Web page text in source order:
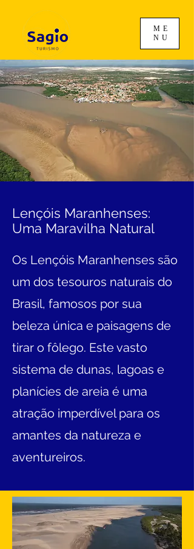
ME
NU
Lençóis Maranhenses:
Uma Maravilha Natural
Os Lençóis Maranhenses são
um dos tesouros naturais do
Brasil, famosos por sua
beleza única e paisagens de
tirar o fôlego. Este vasto
sistema de dunas, lagoas e
planícies de areia é uma
atração imperdível para os
amantes da natureza e
aventureiros.